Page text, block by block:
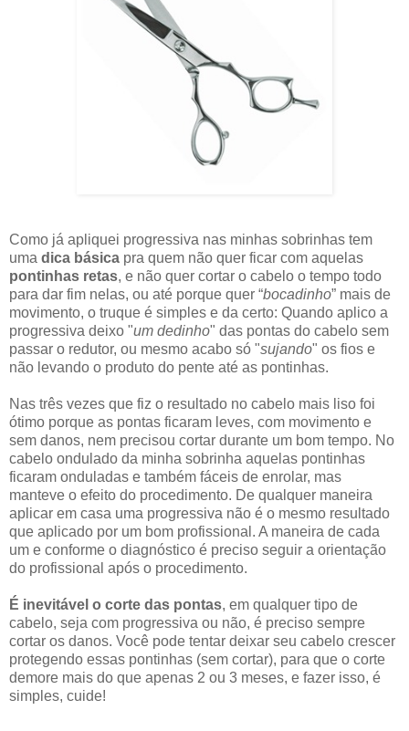
Como já apliquei progressiva nas minhas sobrinhas tem
uma dica básica pra quem não quer ficar com aquelas
pontinhas retas, e não quer cortar o cabelo o tempo todo
para dar fim nelas, ou até porque quer “bocadinho” mais de
movimento, o truque é simples e da certo: Quando aplico a
progressiva deixo "um dedinho" das pontas do cabelo sem
passar o redutor, ou mesmo acabo só "sujando" os fios e
não levando o produto do pente até as pontinhas.
Nas três vezes que fiz o resultado no cabelo mais liso foi
ótimo porque as pontas ficaram leves, com movimento e
sem danos, nem precisou cortar durante um bom tempo. No
cabelo ondulado da minha sobrinha aquelas pontinhas
ficaram onduladas e também fáceis de enrolar, mas
manteve o efeito do procedimento. De qualquer maneira
aplicar em casa uma progressiva não é o mesmo resultado
que aplicado por um bom profissional. A maneira de cada
um e conforme o diagnóstico é preciso seguir a orientação
do profissional após o procedimento.
É inevitável o corte das pontas, em qualquer tipo de
cabelo, seja com progressiva ou não, é preciso sempre
cortar os danos. Você pode tentar deixar seu cabelo crescer
protegendo essas pontinhas (sem cortar), para que o corte
demore mais do que apenas 2 ou 3 meses, e fazer isso, é
simples, cuide!